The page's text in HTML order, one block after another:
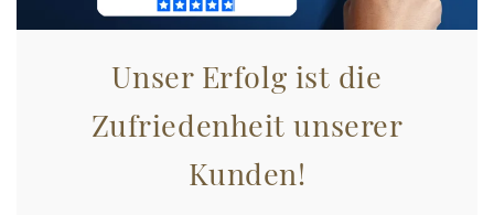
Unser Erfolg ist die
Zufriedenheit unserer
Kunden!